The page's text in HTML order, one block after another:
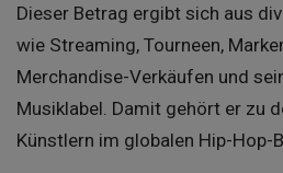
Dieser Betrag ergibt sich aus
wie Streaming, Tourneen,
Merchandise-Verkäufen und
Musiklabel. Damit gehört er zu
Künstlern im globalen Hip-Hop-